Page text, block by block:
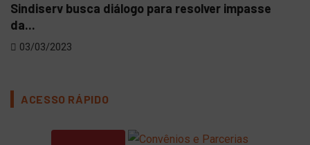
Sindiserv busca diálogo para resolver impasse
da...
03/03/2023
ACESSO RÁPIDO